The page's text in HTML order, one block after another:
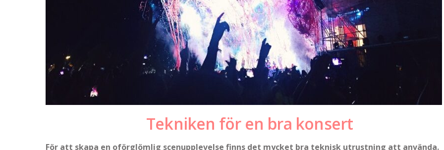
Tekniken för en bra konsert
För att skapa en oförglömlig scenupplevelse finns det mycket bra teknisk utrustning att använda.